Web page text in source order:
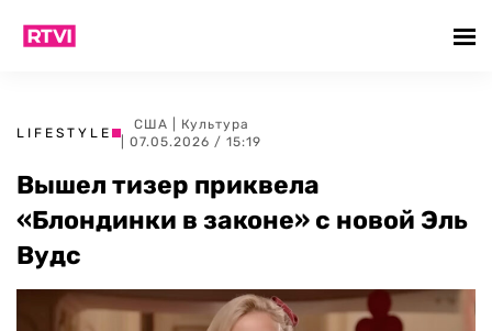
LIFESTYLE
США
Культура
| 07.05.2026 / 15:19
Вышел тизер приквела
«Блондинки в законе» с новой Эль
Вудс